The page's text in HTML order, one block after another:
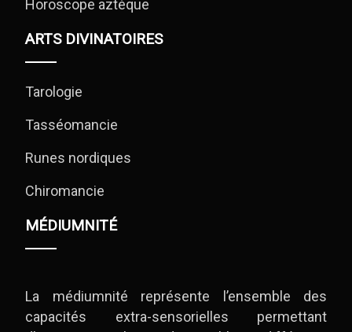
Horoscope aztèque
ARTS DIVINATOIRES
Tarologie
Tasséomancie
Runes nordiques
Chiromancie
MÉDIUMNITÉ
La médiumnité représente l’ensemble des
capacités extra-sensorielles permettant